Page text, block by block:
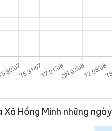
Xã Hồng Minh những